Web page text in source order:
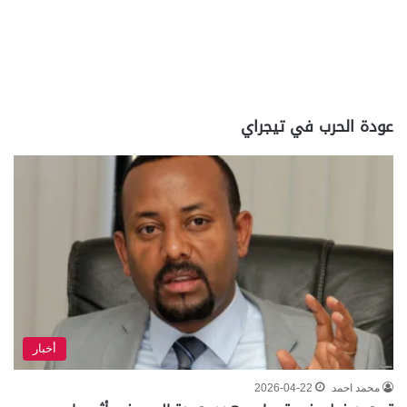
عودة الحرب في تيجراي
أخبار
محمد احمد 2026-04-22